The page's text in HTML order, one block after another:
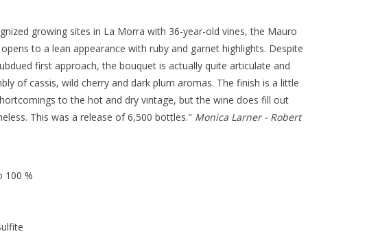
growing sites in La Morra with 36-year-old vines, the Mauro
to a lean appearance with ruby and garnet highlights. Despite
first approach, the bouquet is actually quite articulate and
of cassis, wild cherry and dark plum aromas. The finish is a little
to the hot and dry vintage, but the wine does fill out
This was a release of 6,500 bottles." Monica Larner - Robert
100 %